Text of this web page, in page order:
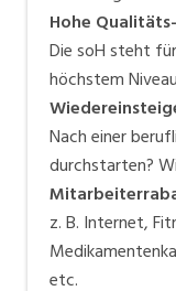
Hohe
Die soH steht
höchstem
Nach einer
durchstarten?
z. B. Internet,
etc.